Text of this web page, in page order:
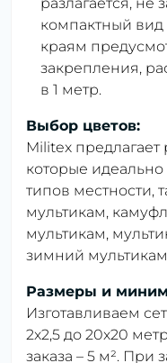
компактный
краям
закрепления,
в 1 метр.
Выбор цветов:
Militex
которые
типов местности,
мультикам,
мультикам,
зимний
Размеры и
Изготавливаем
2х2,5 до 20х20
заказа – 5 м². При